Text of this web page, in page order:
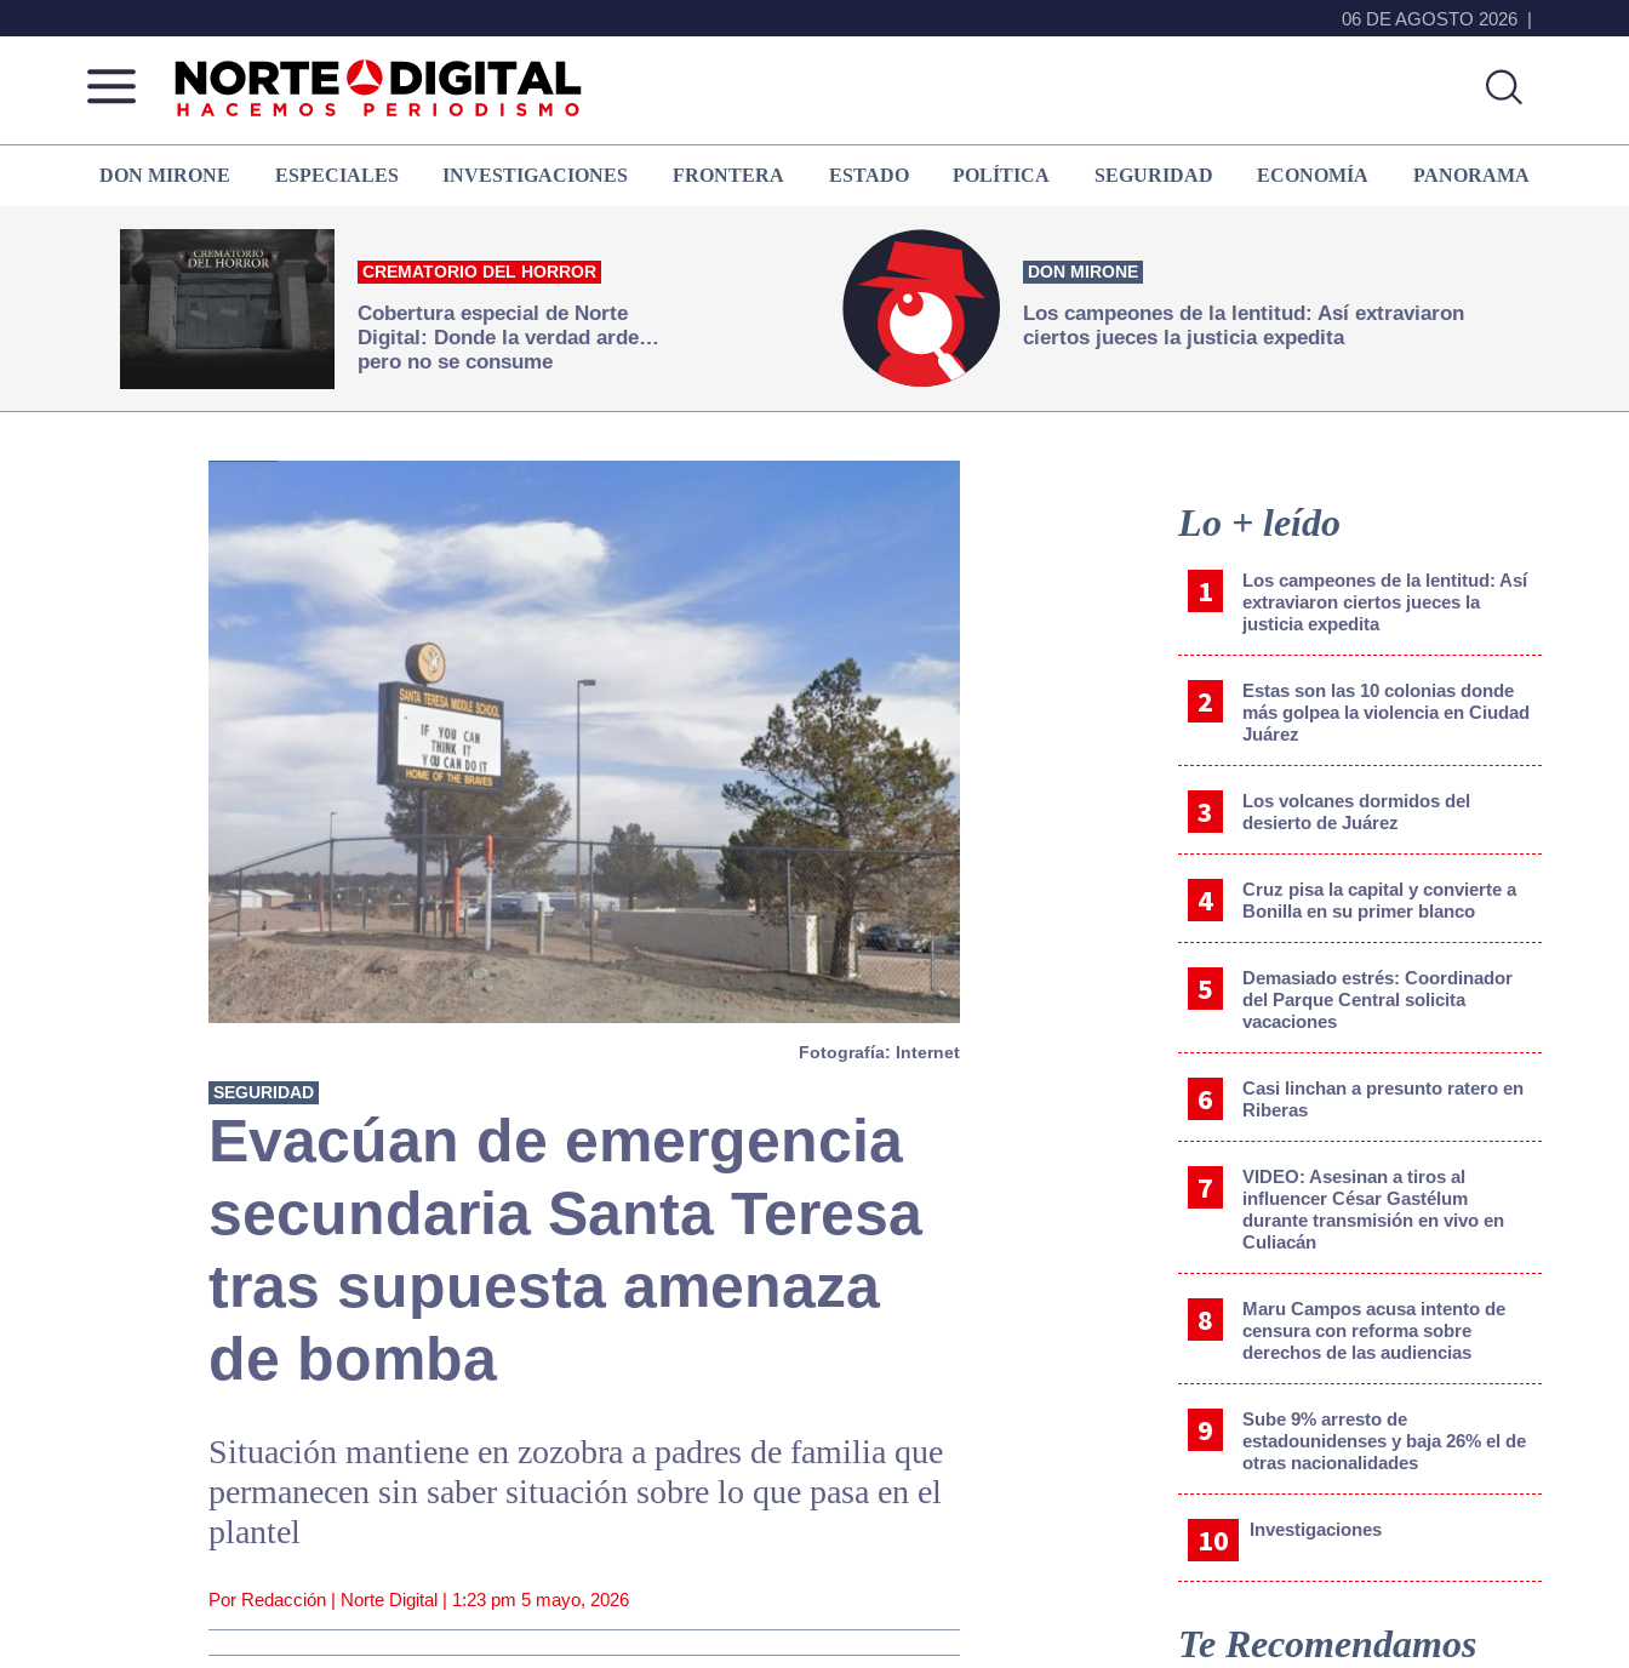
06 DE AGOSTO 2026
de
Juárez
que
hacemos periodismo
DON MIRONE ESPECIALES INVESTIGACIONES FRONTERA ESTADO POLÍTICA SEGURIDAD ECONOMÍA PANORAMA
CREMATORIO DEL HORROR
Cobertura especial de Norte
Digital: Donde la verdad arde…
pero no se consume
DON MIRONE
Los campeones de la lentitud: Así extraviaron
ciertos jueces la justicia expedita
Fotografía: Internet
SEGURIDAD
Evacúan de emergencia
secundaria Santa Teresa
tras supuesta amenaza
de bomba
Situación mantiene en zozobra a padres de familia que
permanecen sin saber situación sobre lo que pasa en el
plantel
Por Redacción | Norte Digital | 1:23 pm 5 mayo, 2026
Sidebar
Lo + leído
Los campeones de la lentitud: Así
extraviaron ciertos jueces la
justicia expedita
Estas son las 10 colonias donde
más golpea la violencia en Ciudad
Juárez
Los volcanes dormidos del
desierto de Juárez
Cruz pisa la capital y convierte a
Bonilla en su primer blanco
Demasiado estrés: Coordinador
del Parque Central solicita
vacaciones
Casi linchan a presunto ratero en
Riberas
VIDEO: Asesinan a tiros al
influencer César Gastélum
durante transmisión en vivo en
Culiacán
Maru Campos acusa intento de
censura con reforma sobre
derechos de las audiencias
Sube 9% arresto de
estadounidenses y baja 26% el de
otras nacionalidades
Investigaciones
Te Recomendamos